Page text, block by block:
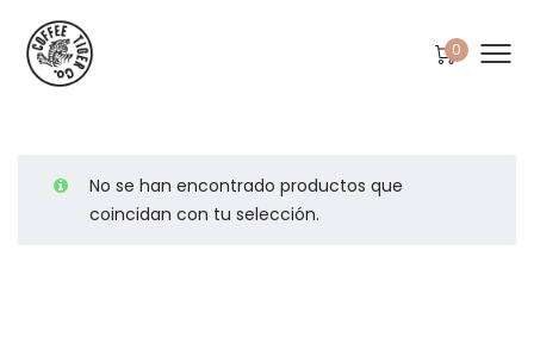
0
No se han encontrado productos que
coincidan con tu selección.